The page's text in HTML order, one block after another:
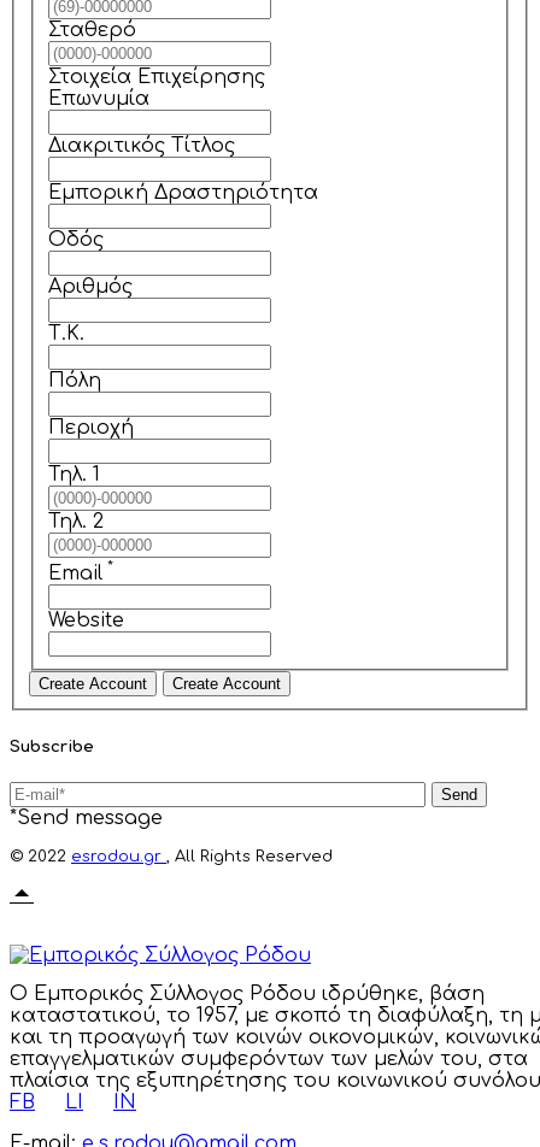
Σταθερό
Στοιχεία Επιχείρησης
Επωνυμία
Διακριτικός Τίτλος
Εμπορική Δραστηριότητα
Οδός
Αριθμός
Τ.Κ.
Πόλη
Περιοχή
Τηλ. 1
Τηλ. 2
Email *
Website
Subscribe
Send
*Send message
© 2022 esrodou.gr , All Rights Reserved
Ο Εμπορικός Σύλλογος Ρόδου ιδρύθηκε, βάση
καταστατικού, το 1957, με σκοπό τη διαφύλαξη, τη
και τη προαγωγή των κοινών οικονομικών,
επαγγελματικών συμφερόντων των μελών του, στα
πλαίσια της εξυπηρέτησης του κοινωνικού
FB
LI
IN